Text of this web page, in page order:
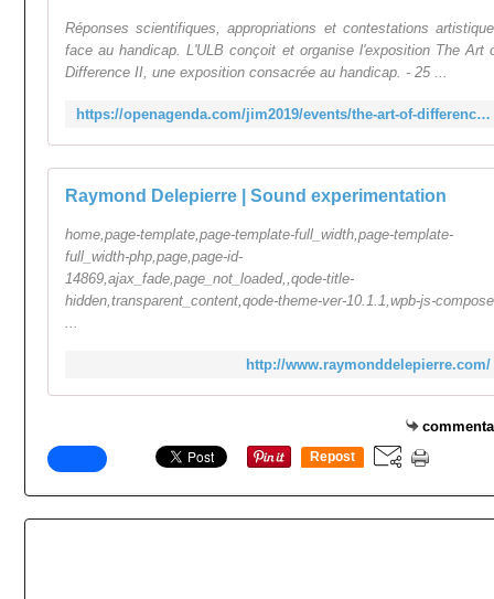
Réponses scientifiques, appropriations et contestations
face au handicap. L'ULB conçoit et organise l'exposition The Art
Difference II, une exposition consacrée au handicap. - 25 ...
https://openagenda.com/jim2019/events/the-art-of-difference-ii?lang=en
Raymond Delepierre | Sound experimentation
home,page-template,page-template-full_width,page-template-
full_width-php,page,page-id-
14869,ajax_fade,page_not_loaded,,qode-title-
hidden,transparent_content,qode-theme-ver-10.1.1,wpb-js-
...
http://www.raymonddelepierre.com/
Repost